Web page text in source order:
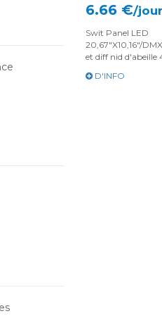
6.66 €/jour
Swit Panel LED
20,67"X10,16"/
et diff nid d'abeille
D'INFO